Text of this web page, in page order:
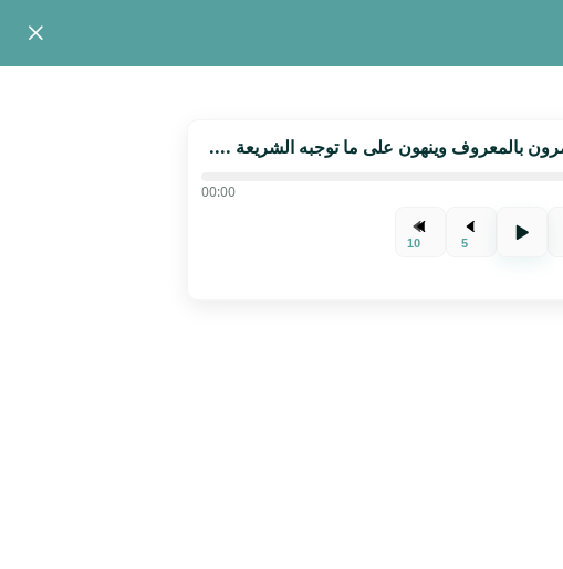
بالمعروف وينهون على ما توجبه الشريعة ....
00:00
5
10